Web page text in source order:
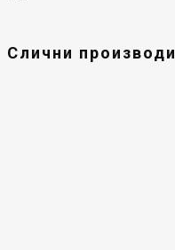
Слични производи